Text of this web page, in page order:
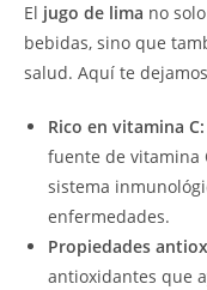
El jugo de lima no
bebidas, sino que
salud. Aquí te
Rico en vitamina C:
fuente de vitamina
sistema
enfermedades.
Propiedades
antioxidantes que